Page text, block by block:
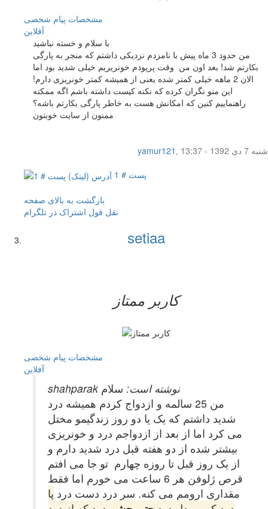
مشخصات پیام شخصی
آفلاين
با سلام و خسته نباشید
من حدود 3 ماه پیش با نامزدم نزدیکی داشتم که منجر به پارگی
بکارتم شد! بعد اون من وقت پریودم خونریریم خیلی شدید بود اما
الان 2 ماهه خیلی کمتر شده یعنی از همیشه کمتر خونریزی دارم!
این منو نگران کرده که نکنه کیست داشته باشم اگه ممکته
راهنماییم کنین که امکانش هست به خاطر پارگی بکارتم باشه؟
ممنون از سایت خوبتون
yamur121 ,
شنبه 7 دی 1392 - 13:37
پست # 1
بازگشت به بالای صفحه
نقل قول اشتراک در تلگرام
setiaa
کاربر ممتاز
مشخصات پیام شخصی
آفلاين
shahparak نوشته است: سلام
من 25 سالمه و ازدواج کردم همیشه درد
شدید داشتم که یک یا دو روز زندگیمو مختل
می کرد اما از بعد از ازدواجم درد و خونریزی
بیشتر شده از دو هفته قبل درد شدید دارم و
از یک روز قبل تا روزه چهارم تو جا می افتم
قرص ژلوفن هر 6 ساعت می خورم اما فقط
مقداری ارومم می کنه. سر درد دست درد پا